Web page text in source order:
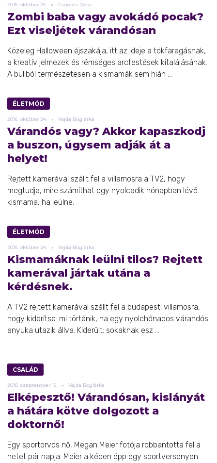
2016. október 25. Csontos Dóra
Zombi baba vagy avokádó pocak?
Ezt viseljétek várandósan
Közeleg Halloween éjszakája, itt az ideje a tökfaragásnak,
a kreatív jelmezek és rémséges arcfestések kitalálásának.
A buliból természetesen a kismamák sem hián ...
ÉLETMÓD
2016. október 24. Vajda Boglárka
Várandós vagy? Akkor kapaszkodj
a buszon, úgysem adják át a
helyet!
Rejtett kamerával szállt fel a villamosra a TV2, hogy
megtudja, mire számíthat egy nyolcadik hónapban lévő
kismama, ha leülne.
ÉLETMÓD
2016. október 24. Vajda Boglárka
Kismamáknak leülni tilos? Rejtett
kamerával jártak utána a
kérdésnek.
A TV2 rejtett kamerával szállt fel a budapesti villamosra,
hogy kiderítse: mi történik, ha egy nyolchónapos várandós
anyuka utazik állva. Kiderült: sokaknak esz ...
CSALÁD
2016. szeptember 16. Vajda Boglárka
Elképesztő! Várandósan, kislányát
a hátára kötve dolgozott a
doktornő!
Egy sportorvos nő, Megan Meier fotója robbantotta fel a
netet pár napja. Meier a képen épp egy sportversenyen